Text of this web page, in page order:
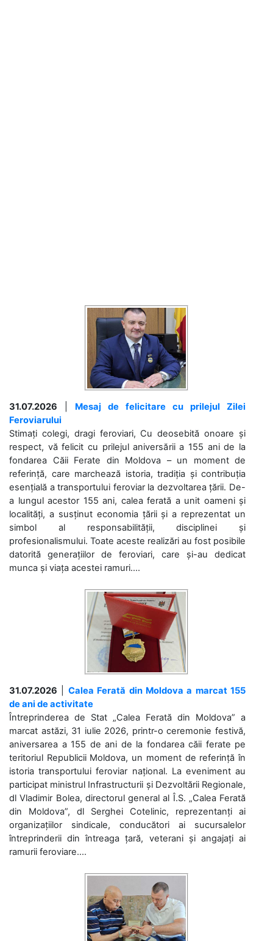
31.07.2026
Mesaj de felicitare cu prilejul Zilei
Feroviarului
Stimați colegi, dragi feroviari, Cu deosebită onoare și
respect, vă felicit cu prilejul aniversării a 155 ani de la
fondarea Căii Ferate din Moldova – un moment de
referință, care marchează istoria, tradiția și contribuția
esențială a transportului feroviar la dezvoltarea țării. De-
a lungul acestor 155 ani, calea ferată a unit oameni și
localități, a susținut economia țării și a reprezentat un
simbol al responsabilității, disciplinei și
profesionalismului. Toate aceste realizări au fost posibile
datorită generațiilor de feroviari, care și-au dedicat
munca și viața acestei ramuri....
31.07.2026
Calea Ferată din Moldova a marcat 155
de ani de activitate
Întreprinderea de Stat „Calea Ferată din Moldova” a
marcat astăzi, 31 iulie 2026, printr-o ceremonie festivă,
aniversarea a 155 de ani de la fondarea căii ferate pe
teritoriul Republicii Moldova, un moment de referință în
istoria transportului feroviar național. La eveniment au
participat ministrul Infrastructurii și Dezvoltării Regionale,
dl Vladimir Bolea, directorul general al Î.S. „Calea Ferată
din Moldova”, dl Serghei Cotelinic, reprezentanți ai
organizațiilor sindicale, conducători ai sucursalelor
întreprinderii din întreaga țară, veterani și angajați ai
ramurii feroviare....